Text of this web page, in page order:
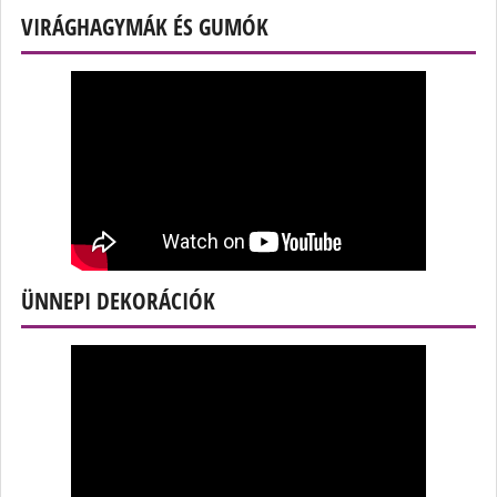
VIRÁGHAGYMÁK ÉS GUMÓK
ÜNNEPI DEKORÁCIÓK